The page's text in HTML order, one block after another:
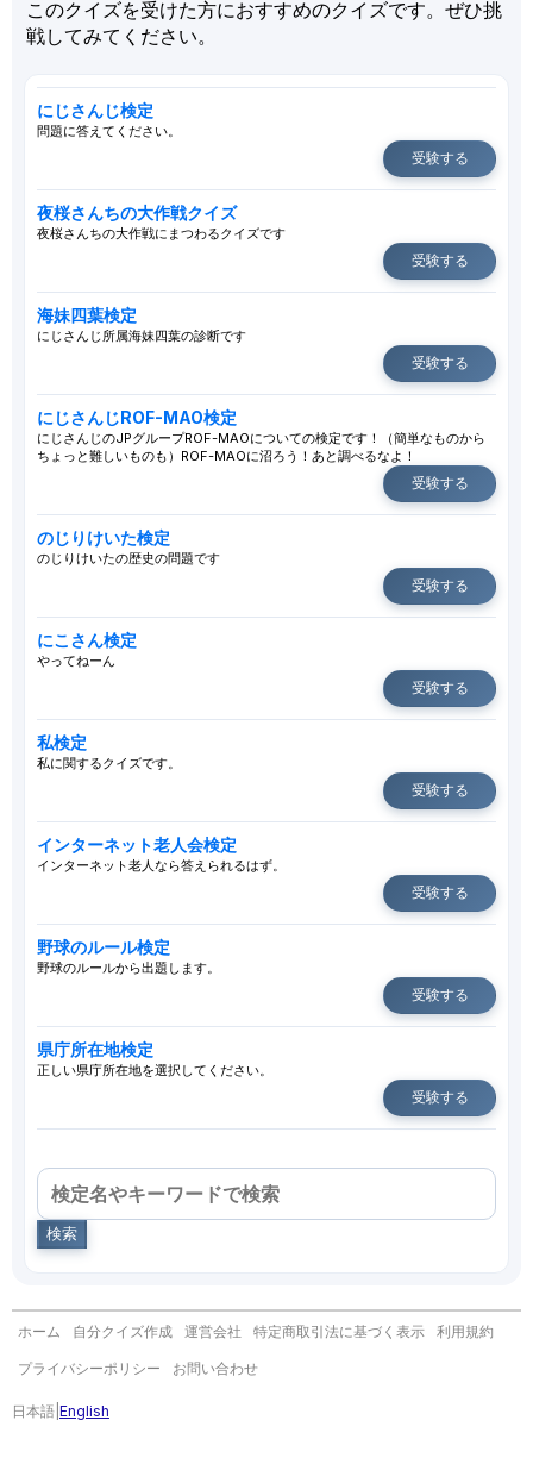
このクイズを受けた方におすすめのクイズです。ぜひ挑
戦してみてください。
にじさんじ検定
問題に答えてください。
受験する
夜桜さんちの大作戦クイズ
夜桜さんちの大作戦にまつわるクイズです
受験する
海妹四葉検定
にじさんじ所属海妹四葉の診断です
受験する
にじさんじROF-MAO検定
にじさんじのJPグループROF-MAOについての検定です！（簡単なものから
ちょっと難しいものも）ROF-MAOに沼ろう！あと調べるなよ！
受験する
のじりけいた検定
のじりけいたの歴史の問題です
受験する
にこさん検定
やってねーん
受験する
私検定
私に関するクイズです。
受験する
インターネット老人会検定
インターネット老人なら答えられるはず。
受験する
野球のルール検定
野球のルールから出題します。
受験する
県庁所在地検定
正しい県庁所在地を選択してください。
受験する
検索
ホーム 自分クイズ作成 運営会社 特定商取引法に基づく表示 利用規約
プライバシーポリシー お問い合わせ
日本語 English